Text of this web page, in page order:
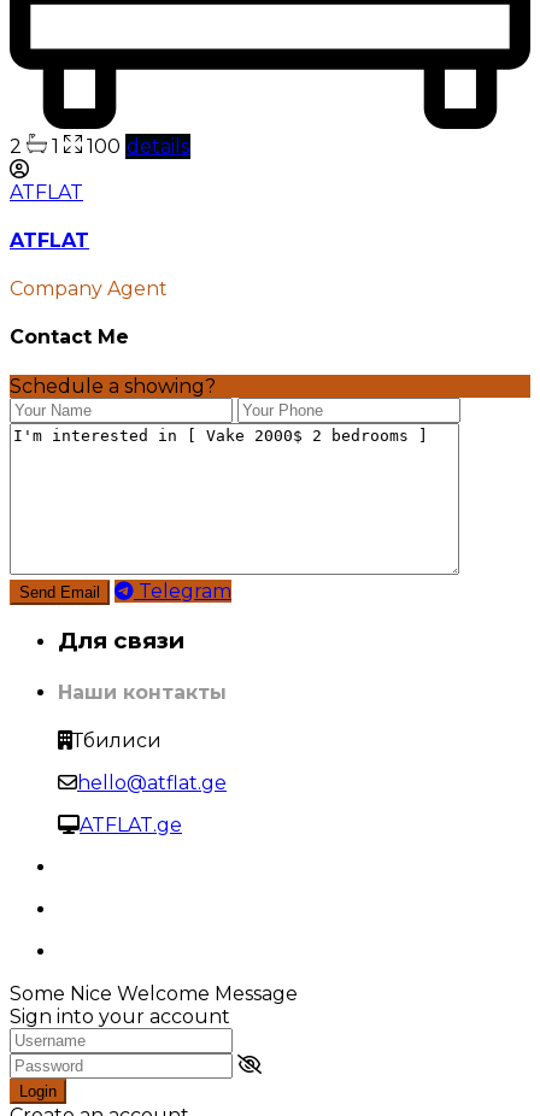
2 1 100 details
ATFLAT
ATFLAT
Company Agent
Contact Me
Schedule a showing?
Telegram
Для связи
Наши контакты
Тбилиси
hello@atflat.ge
ATFLAT.ge
Some Nice Welcome Message
Sign into your account
Login